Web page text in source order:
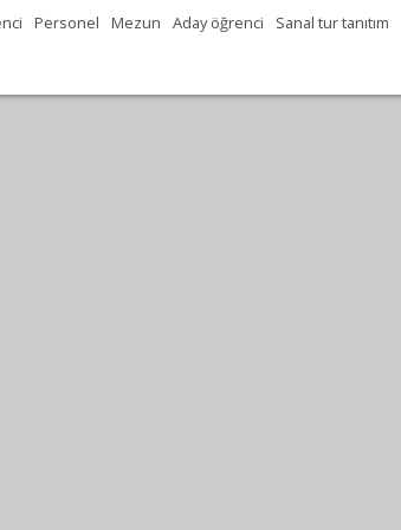
Personel Mezun Aday öğrenci Sanal tur tanıtım